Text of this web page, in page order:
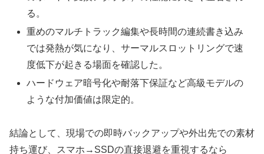
る。
重めのマルチトラック編集や長時間の連続書き込み
では発熱が気になり、サーマルスロットリングで速
度低下が起きる場面を確認した。
ハードウェア暗号化や耐落下保証など高級モデルの
ような付加価値は限定的。
結論として、現場での即時バックアップや外出先での素材
持ち運び、スマホ→SSDの直接退避を重視するなら